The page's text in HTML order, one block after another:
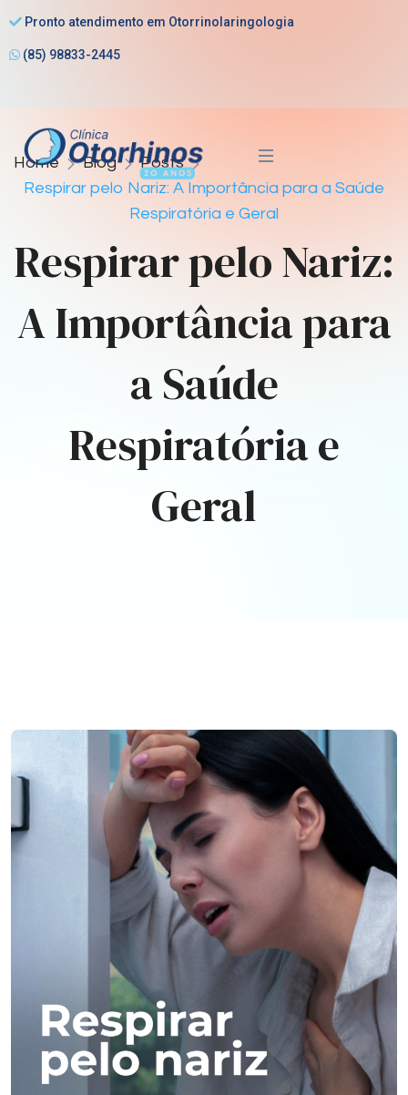
Pronto atendimento em Otorrinolaringologia
(85) 98833-2445
Home Blog
Posts
Respirar pelo Nariz: A Importância para a Saúde
Respiratória e Geral
Respirar pelo Nariz:
A Importância para
a Saúde
Respiratória e
Geral